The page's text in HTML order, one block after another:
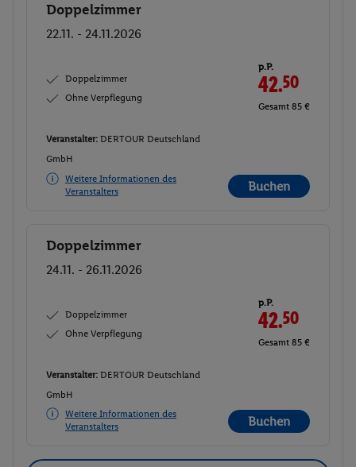
Buchen
Doppelzimmer
22.11. - 24.11.2026
Doppelzimmer
Ohne Verpflegung
p.P.
42.50
Gesamt 85 €
Veranstalter: DERTOUR Deutschland
GmbH
Weitere Informationen des
Veranstalters
Buchen
Buchen
Doppelzimmer
24.11. - 26.11.2026
Doppelzimmer
Ohne Verpflegung
p.P.
42.50
Gesamt 85 €
Veranstalter: DERTOUR Deutschland
GmbH
Weitere Informationen des
Veranstalters
Buchen